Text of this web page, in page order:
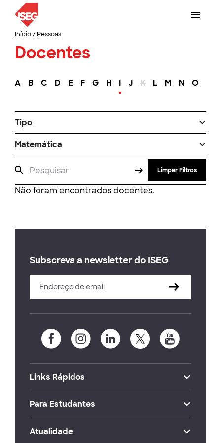
Início/ Pessoas
Docentes
A B C D E F G H I J K L M N O
Tipo
Matemática
Limpar Filtros
Não foram encontrados docentes.
Subscreva a newsletter do ISEG
Links Rápidos
Para Estudantes
Atualidade